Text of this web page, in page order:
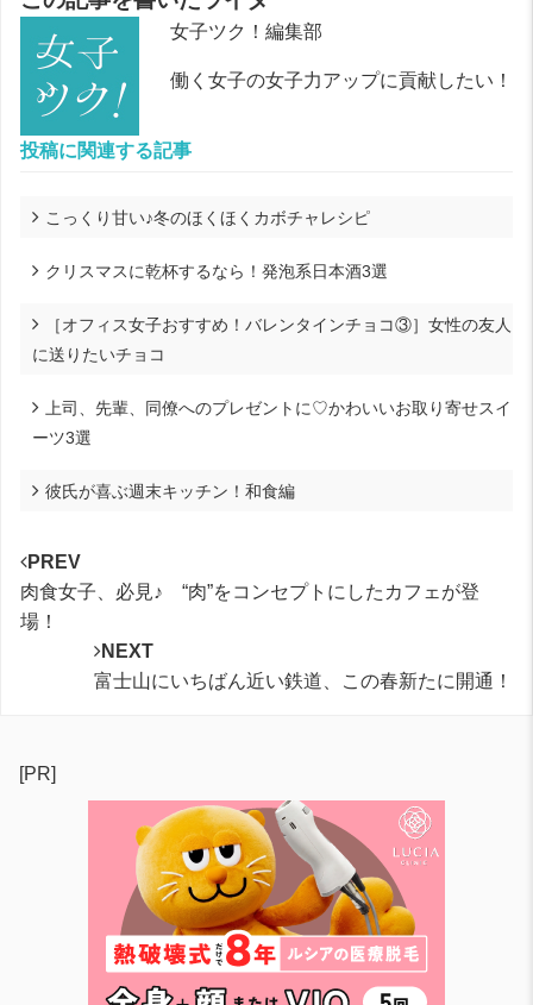
女子ツク！編集部
働く女子の女子力アップに貢献したい！
投稿に関連する記事
こっくり甘い♪冬のほくほくカボチャレシピ
クリスマスに乾杯するなら！発泡系日本酒3選
［オフィス女子おすすめ！バレンタインチョコ③］女性の友人
に送りたいチョコ
上司、先輩、同僚へのプレゼントに♡かわいいお取り寄せスイ
ーツ3選
彼氏が喜ぶ週末キッチン！和食編
PREV
肉食女子、必見♪ “肉”をコンセプトにしたカフェが登
場！
NEXT
富士山にいちばん近い鉄道、この春新たに開通！
[PR]